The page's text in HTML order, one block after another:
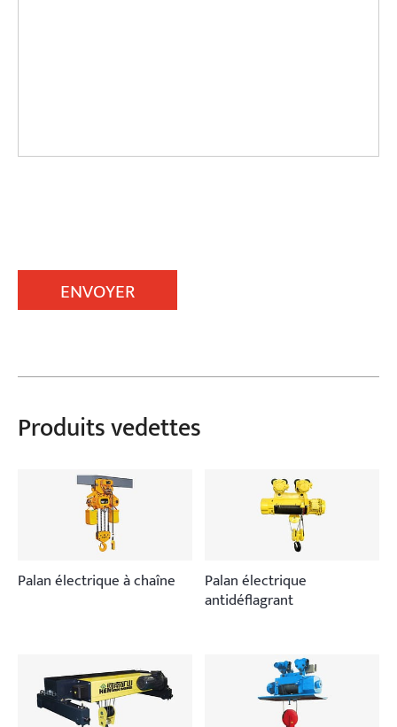
ENVOYER
Produits vedettes
Palan électrique à chaîne Palan électrique
antidéflagrant